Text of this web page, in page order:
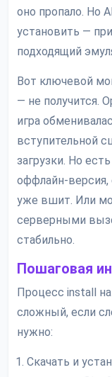
оно пропало. Но
установить —
подходящий
Вот ключевой
— не получится.
игрa
вступительной
загрузки. Но
оффлайн-версия,
уже вшит. Или
серверными
стабильно.
Пошаговая
Процесс install
сложный, если
нужно:
Скачать и